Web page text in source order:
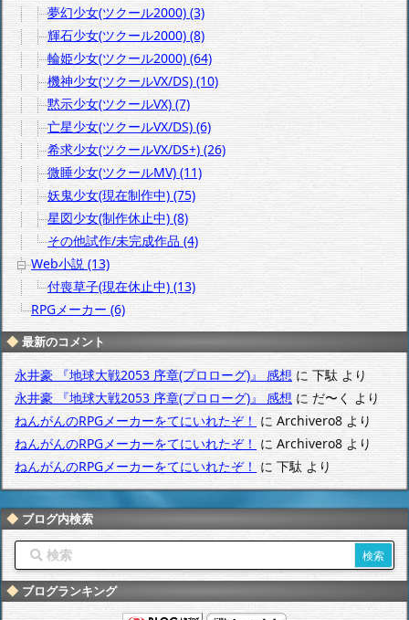
夢幻少女(ツクール2000) (3)
輝石少女(ツクール2000) (8)
輪姫少女(ツクール2000) (64)
機神少女(ツクールVX/DS) (10)
黙示少女(ツクールVX) (7)
亡星少女(ツクールVX/DS) (6)
希求少女(ツクールVX/DS+) (26)
微睡少女(ツクールMV) (11)
妖鬼少女(現在制作中) (75)
星図少女(制作休止中) (8)
その他試作/未完成作品 (4)
Web小説 (13)
付喪草子(現在休止中) (13)
RPGメーカー (6)
最新のコメント
永井豪 『地球大戦2053 序章(プロローグ)』 感想に下駄より
永井豪 『地球大戦2053 序章(プロローグ)』 感想にだ〜く より
ねんがんのRPGメーカーをてにいれたぞ！ に Archivero8 より
ねんがんのRPGメーカーをてにいれたぞ！ に Archivero8より
ねんがんのRPGメーカーをてにいれたぞ！ に下駄より
ブログ内検索
ブログランキング